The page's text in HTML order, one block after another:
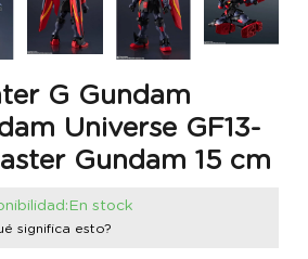
G Gundam
Universe GF13-
Gundam 15 cm
stock
significa esto?